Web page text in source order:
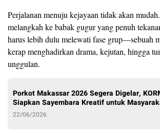
Perjalanan menuju kejayaan tidak akan
melangkah ke babak gugur yang penuh
harus lebih dulu melewati fase grup—sebuah
kerap menghadirkan drama, kejutan, hingga
unggulan.
Porkot Makassar 2026 Segera Digelar,
Siapkan Sayembara Kreatif untuk
22/06/2026